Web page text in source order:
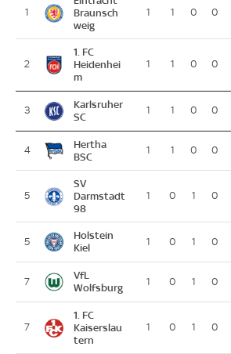
1
Braunsch
weig
1 1 0 0
2
1. FC
Heidenhei
m
1 1 0 0
3
Karlsruher
SC
1 1 0 0
4
Hertha
BSC
1 1 0 0
5
SV
Darmstadt
98
1 0 1 0
5
Holstein
Kiel
1 0 1 0
7
VfL
Wolfsburg
1 0 1 0
7
1. FC
Kaiserslau
tern
1 0 1 0